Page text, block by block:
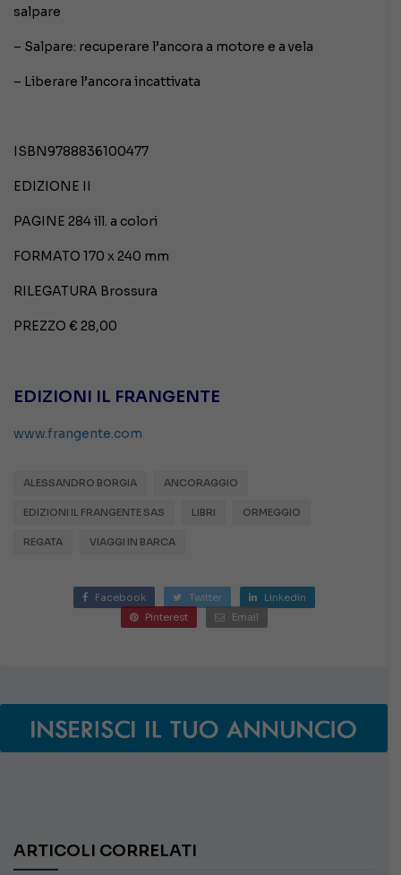
salpare
– Salpare: recuperare l’ancora a motore e a vela
– Liberare l’ancora incattivata
ISBN9788836100477
EDIZIONE II
PAGINE 284 ill. a colori
FORMATO 170 x 240 mm
RILEGATURA Brossura
PREZZO € 28,00
EDIZIONI IL FRANGENTE
www.frangente.com
ALESSANDRO BORGIA ANCORAGGIO
EDIZIONI IL FRANGENTE SAS LIBRI ORMEGGIO
REGATA VIAGGI IN BARCA
Facebook Twitter
Linkedin
Pinterest
Email
ARTICOLI CORRELATI